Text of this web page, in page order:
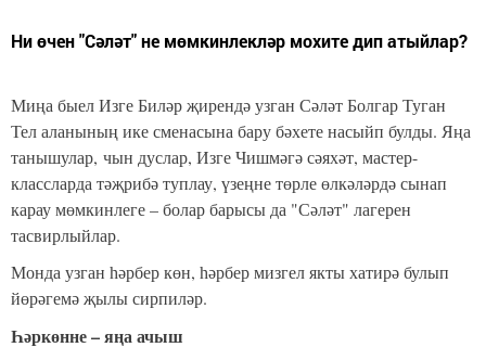
Ни өчен "Сәләт" не мөмкинлекләр мохите дип атыйлар?
Миңа быел Изге Биләр җирендә узган Сәләт Болгар Туган
Тел аланының ике сменасына бару бәхете насыйп булды. Яңа
танышулар, чын дуслар, Изге Чишмәгә сәяхәт, мастер-
классларда тәҗрибә туплау, үзеңне төрле өлкәләрдә сынап
карау мөмкинлеге – болар барысы да "Сәләт" лагерен
тасвирлыйлар.
Монда узган һәрбер көн, һәрбер мизгел якты хатирә булып
йөрәгемә җылы сирпиләр.
Һәркөнне – яңа ачыш